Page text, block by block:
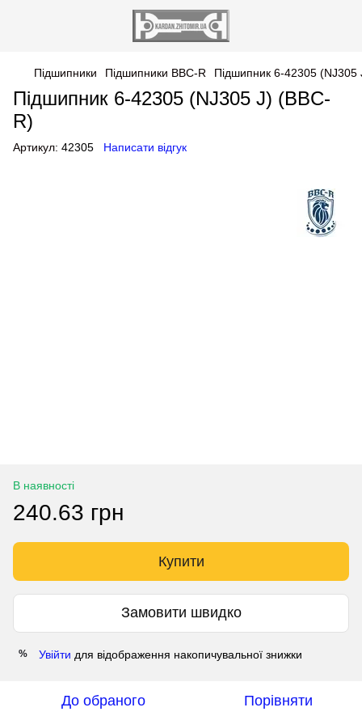
Підшипники Підшипники BBC-R Підшипник 6-42305 (NJ305
Підшипник 6-42305 (NJ305 J) (BBC-
R)
Артикул: 42305 Написати відгук
В наявності
240.63 грн
Купити
Замовити швидко
% Увійти для відображення накопичувальної знижки
До обраного Порівняти